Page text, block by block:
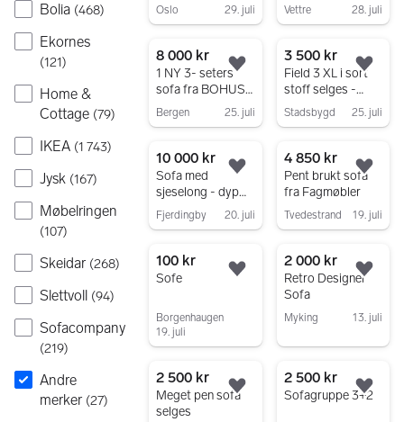
Bolia (468)
Ekornes
(121)
Home &
Cottage (79)
IKEA (1 743)
Jysk (167)
Møbelringen
(107)
Skeidar (268)
Slettvoll (94)
Sofacompany
(219)
Andre
merker (27)
Oslo 29. juli Vettre 28. juli
8 000 kr
1 NY 3- seters
sofa fra BOHUS -
helt ubrukt selges
Bergen 25. juli
Legg til som favoritt.
3 500 kr
Field 3 XL i sort
stoff selges -
sofa fra Bohus,
merke Vilmers
Stadsbygd 25. juli
10 000 kr
Sofa med
sjeselong - dyp
grønn (fløyel)
Fjerdingby 20. juli
Legg til som favoritt.
4 850 kr
Pent brukt sofa
fra Fagmøbler
Tvedestrand 19. juli
100 kr
Sofe
Borgenhaugen
19. juli
Legg til som favoritt.
2 000 kr
Retro Designer
Sofa
Myking 13. juli
Gå til annonsen
2 500 kr
Meget pen sofa
selges
Legg til som favoritt.
2 500 kr
Sofagruppe 3+2